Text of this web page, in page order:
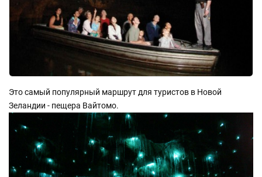
Это самый популярный маршрут для туристов в Новой
Зеландии - пещера Вайтомо.